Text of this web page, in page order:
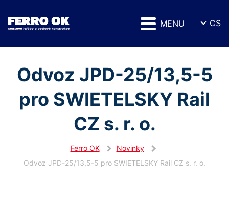
MENU CS
Odvoz JPD-25/13,5-5
pro SWIETELSKY Rail
CZ s. r. o.
Ferro OK
Novinky
Odvoz JPD-25/13,5-5 pro SWIETELSKY Rail CZ s. r. o.